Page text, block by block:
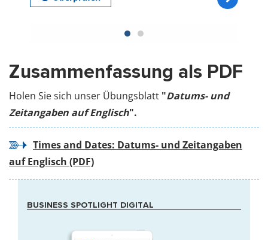
Zusammenfassung als PDF
Holen Sie sich unser Übungsblatt "Datums- und
Zeitangaben auf Englisch".
Times and Dates: Datums- und Zeitangaben
auf Englisch (PDF)
BUSINESS SPOTLIGHT DIGITAL